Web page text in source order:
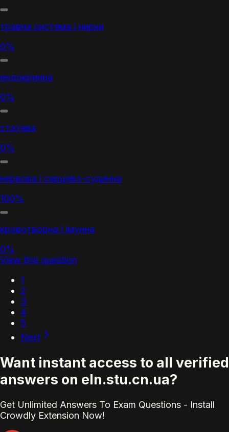
травна система і нирки
0%
ендокринна
0%
статева
0%
нервова і серцево-судинна
100%
кровотворна і імунна
0%
View this question
1
2
3
4
5
Next
Want instant access to all verified
answers on eln.stu.cn.ua?
Get Unlimited Answers To Exam Questions - Install
Crowdly Extension Now!